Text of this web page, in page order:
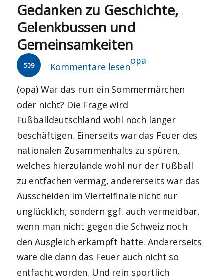
Gedanken zu Geschichte,
Gelenkbussen und
Gemeinsamkeiten
509 Kommentare lesen
Autor
opa
(opa) War das nun ein Sommermärchen
oder nicht? Die Frage wird
Fußballdeutschland wohl noch länger
beschäftigen. Einerseits war das Feuer des
nationalen Zusammenhalts zu spüren,
welches hierzulande wohl nur der Fußball
zu entfachen vermag, andererseits war das
Ausscheiden im Viertelfinale nicht nur
unglücklich, sondern ggf. auch vermeidbar,
wenn man nicht gegen die Schweiz noch
den Ausgleich erkämpft hätte. Andererseits
wäre die dann das Feuer auch nicht so
entfacht worden. Und rein sportlich